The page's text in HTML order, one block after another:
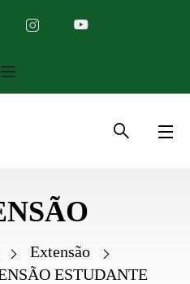
Extensão
ESTUDANTE